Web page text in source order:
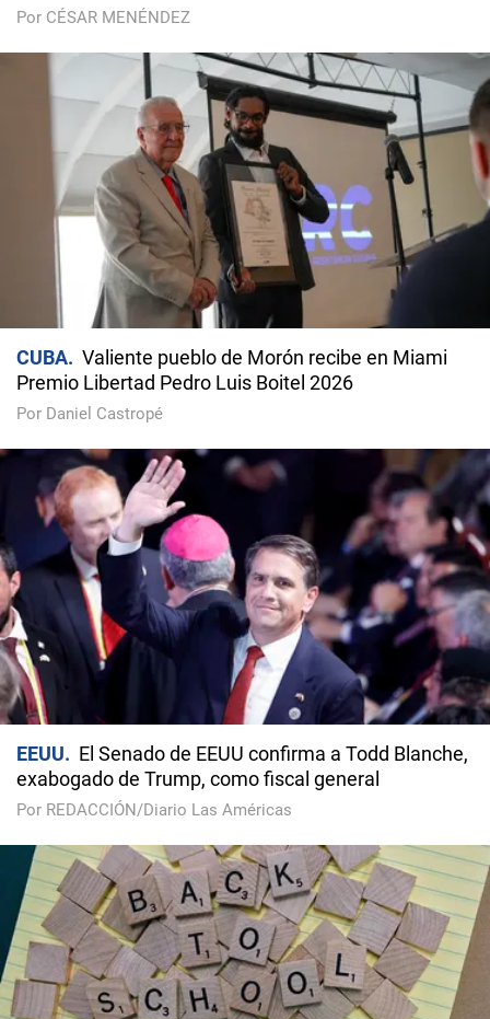
Por CÉSAR MENÉNDEZ
CUBA
Valiente pueblo de Morón recibe en Miami
Premio Libertad Pedro Luis Boitel 2026
Por Daniel Castropé
EEUU
El Senado de EEUU confirma a Todd Blanche,
exabogado de Trump, como fiscal general
Por REDACCIÓN/Diario Las Américas